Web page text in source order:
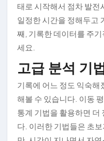
태로 시작해서 점차 발전
일정한 시간을 정해두고
째, 기록한 데이터를 주
세요.
고급 분석 기
기록에 어느 정도 익숙해
해볼 수 있습니다. 이동
통계 기법을 활용하면 더
다. 이러한 기법들은 초